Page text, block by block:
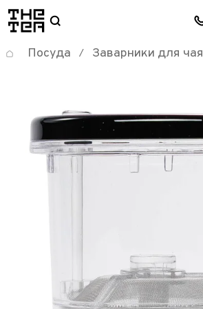
логотип
Посуда / Заварники для чая